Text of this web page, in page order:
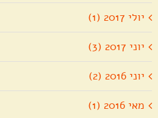
יולי 2017 (1)
יוני 2017 (3)
יוני 2016 (2)
מאי 2016 (1)